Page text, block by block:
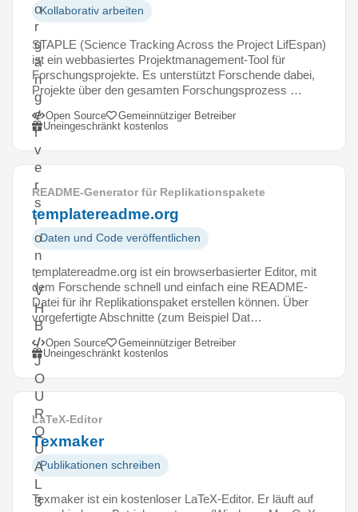
o
r
g
ä
n
g
e
r
v
e
r
s
i
o
n
:
V
H
B
-
J
O
U
R
Q
U
A
L
3
Kollaborativ arbeiten
STAPLE (Science Tracking Across the Project LifEspan)
ist ein webbasiertes Projektmanagement-Tool für
Forschungsprojekte. Es unterstützt Forschende dabei,
Projekte über den gesamten Forschungsprozess …
Open Source
Gemeinnütziger Betreiber
Uneingeschränkt kostenlos
README-Generator für Replikationspakete
templatereadme.org
Daten und Code veröffentlichen
templatereadme.org ist ein browserbasierter Editor, mit
dem Forschende schnell und einfach eine README-
Datei für ihr Replikationspaket erstellen können. Über
vorgefertigte Abschnitte (zum Beispiel Dat…
Open Source
Gemeinnütziger Betreiber
Uneingeschränkt kostenlos
LaTeX-Editor
Texmaker
Publikationen schreiben
Texmaker ist ein kostenloser LaTeX-Editor. Er läuft auf